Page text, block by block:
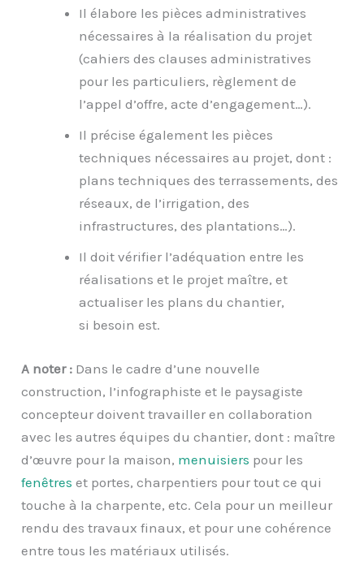
Il élabore les pièces administratives
nécessaires à la réalisation du projet
(cahiers des clauses administratives
pour les particuliers, règlement de
l’appel d’offre, acte d’engagement…).
Il précise également les pièces
techniques nécessaires au projet, dont :
plans techniques des terrassements, des
réseaux, de l’irrigation, des
infrastructures, des plantations…).
Il doit vérifier l’adéquation entre les
réalisations et le projet maître, et
actualiser les plans du chantier,
si besoin est.
A noter : Dans le cadre d’une nouvelle
construction, l’infographiste et le paysagiste
concepteur doivent travailler en collaboration
avec les autres équipes du chantier, dont : maître
d’œuvre pour la maison, menuisiers pour les
fenêtres et portes, charpentiers pour tout ce qui
touche à la charpente, etc. Cela pour un meilleur
rendu des travaux finaux, et pour une cohérence
entre tous les matériaux utilisés.